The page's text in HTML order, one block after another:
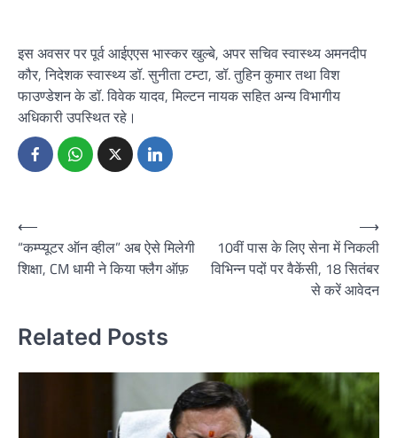
इस अवसर पर पूर्व आईएएस भास्कर खुल्बे, अपर सचिव स्वास्थ्य अमनदीप
कौर, निदेशक स्वास्थ्य डॉ. सुनीता टम्टा, डॉ. तुहिन कुमार तथा विश
फाउण्डेशन के डॉ. विवेक यादव, मिल्टन नायक सहित अन्य विभागीय
अधिकारी उपस्थित रहे।
Post
navigation
⟵
“कम्प्यूटर ऑन व्हील” अब ऐसे मिलेगी
शिक्षा, CM धामी ने किया फ्लैग ऑफ़
10वीं पास के लिए सेना में निकली
विभिन्न पदों पर वैकेंसी, 18 सितंबर
से करें आवेदन
⟶
Related Posts